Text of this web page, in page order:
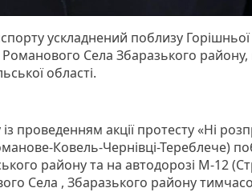
ускладнений поблизу
Села Збаразького району,
області.
із проведенням акції протесту «Ні
Ковель-Чернівці-Тереблече)
району та на автодорозі М-12
Села , Збаразького району